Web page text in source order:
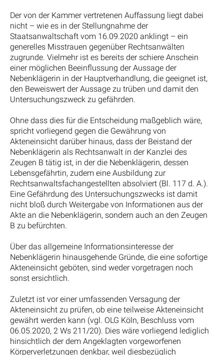
Der von der Kammer vertretenen Auffassung liegt dabei
nicht – wie es in der Stellungnahme der
Staatsanwaltschaft vom 16.09.2020 anklingt – ein
generelles Misstrauen gegenüber Rechtsanwälten
zugrunde. Vielmehr ist es bereits der schiere Anschein
einer möglichen Beeinflussung der Aussage der
Nebenklägerin in der Hauptverhandlung, die geeignet ist,
den Beweiswert der Aussage zu trüben und damit den
Untersuchungszweck zu gefährden.
Ohne dass dies für die Entscheidung maßgeblich wäre,
spricht vorliegend gegen die Gewährung von
Akteneinsicht darüber hinaus, dass der Beistand der
Nebenklägerin als Rechtsanwalt in der Kanzlei des
Zeugen B tätig ist, in der die Nebenklägerin, dessen
Lebensgefährtin, zudem eine Ausbildung zur
Rechtsanwaltsfachangestellten absolviert (Bl. 117 d. A.).
Eine Gefährdung des Untersuchungszwecks ist damit
nicht bloß durch Weitergabe von Informationen aus der
Akte an die Nebenklägerin, sondern auch an den Zeugen
B zu befürchten.
Über das allgemeine Informationsinteresse der
Nebenklägerin hinausgehende Gründe, die eine sofortige
Akteneinsicht geböten, sind weder vorgetragen noch
sonst ersichtlich.
Zuletzt ist vor einer umfassenden Versagung der
Akteneinsicht zu prüfen, ob eine teilweise Akteneinsicht
gewährt werden kann (vgl. OLG Köln, Beschluss vom
06.05.2020, 2 Ws 211/20). Dies wäre vorliegend lediglich
hinsichtlich der dem Angeklagten vorgeworfenen
Körperverletzungen denkbar, weil diesbezüglich